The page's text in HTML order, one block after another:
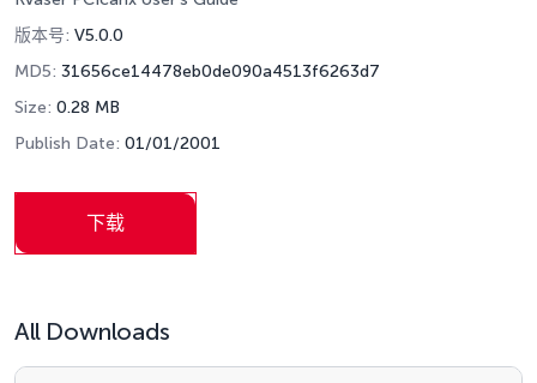
版本号: V5.0.0
MD5: 31656ce14478eb0de090a4513f6263d7
Size: 0.28 MB
Publish Date: 01/01/2001
下载
All Downloads